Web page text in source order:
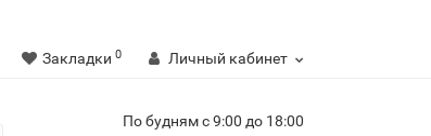
Закладки 0 Личный кабинет
По будням с 9:00 до 18:00